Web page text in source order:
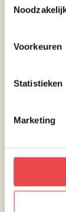
Voorkeuren
Statistieken
Marketing